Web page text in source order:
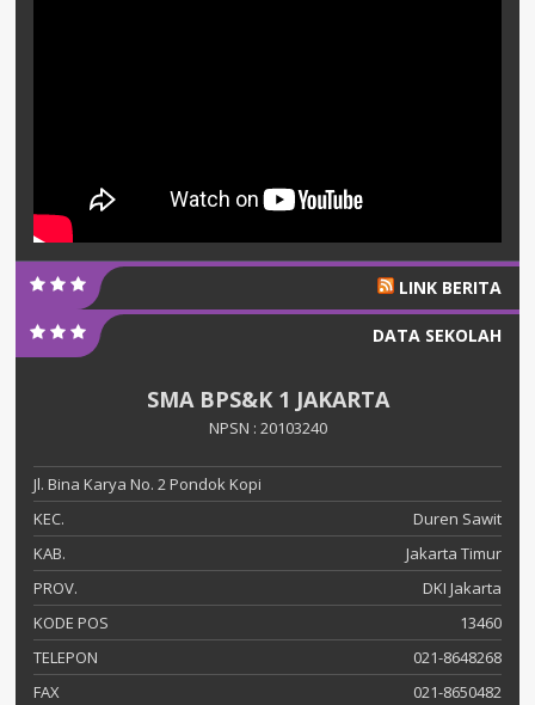
LINK BERITA
DATA SEKOLAH
SMA BPS&K 1 JAKARTA
NPSN : 20103240
Jl. Bina Karya No. 2 Pondok Kopi
KEC.
Duren Sawit
KAB.
Jakarta Timur
PROV.
DKI Jakarta
KODE POS
13460
TELEPON
021-8648268
FAX
021-8650482